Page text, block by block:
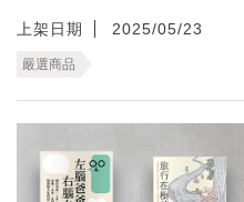
上架日期 2025/05/23
嚴選商品